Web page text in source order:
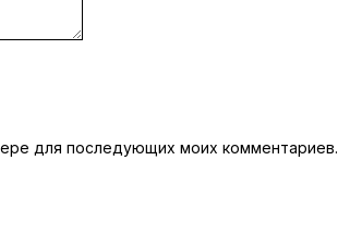
для последующих моих комментариев.